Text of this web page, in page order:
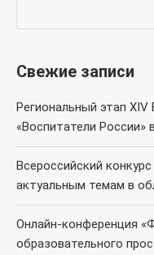
Свежие записи
Региональный этап
«Воспитатели России»
Всероссийский
актуальным темам в
Онлайн-конференция
образовательного